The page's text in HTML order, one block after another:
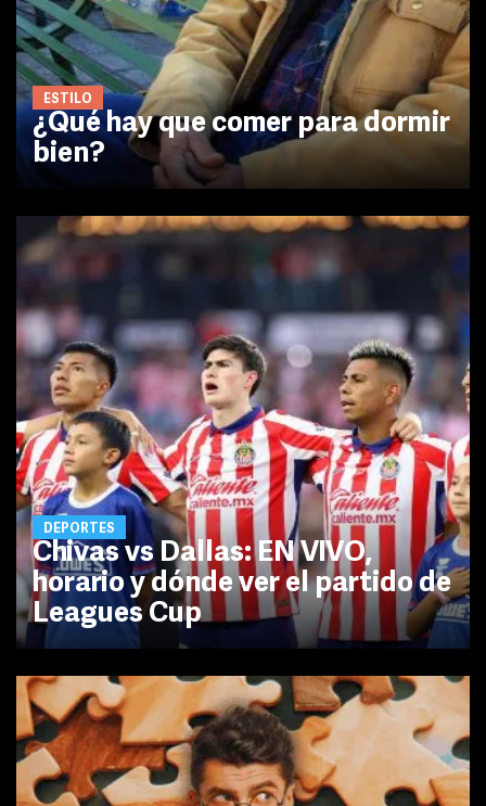
ESTILO
¿Qué hay que comer para dormir
bien?
DEPORTES
Chivas vs Dallas: EN VIVO,
horario y dónde ver el partido de
Leagues Cup